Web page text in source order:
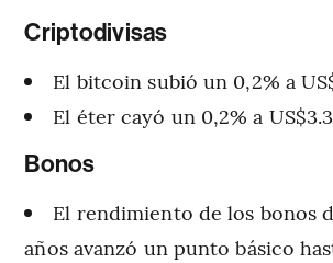
Criptodivisas
El bitcoin subió un 0,2% a
El éter cayó un 0,2% a
Bonos
El rendimiento de los bonos
años avanzó un punto básico